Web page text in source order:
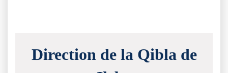
Direction de la Qibla de